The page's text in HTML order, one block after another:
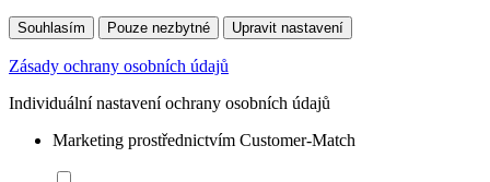
Souhlasím Pouze nezbytné Upravit nastavení
Zásady ochrany osobních údajů
Individuální nastavení ochrany osobních údajů
Marketing prostřednictvím Customer-Match